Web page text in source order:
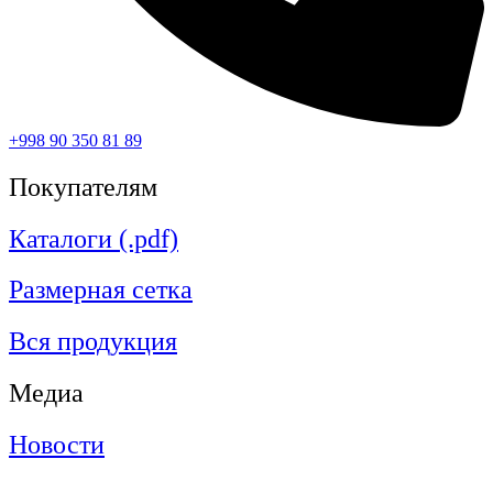
+998 90 350 81 89
Покупателям
Каталоги (.pdf)
Размерная сетка
Вся продукция
Медиа
Новости